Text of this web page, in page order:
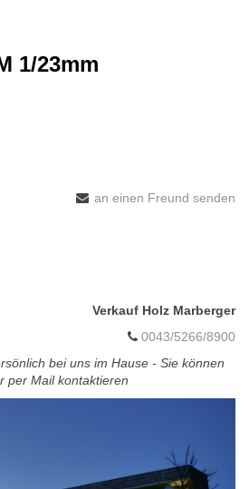
1/23mm
an einen Freund senden
Verkauf Holz Marberger
0043/5266/8900
bei uns im Hause - Sie können
per Mail kontaktieren